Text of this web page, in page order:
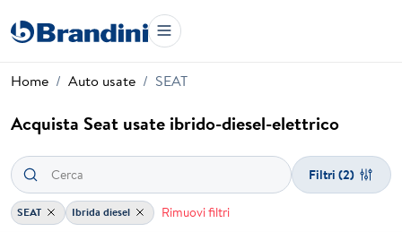
Home Auto usate SEAT
Acquista Seat usate ibrido-diesel-elettrico
Filtri (2)
SEAT Ibrida diesel Rimuovi filtri